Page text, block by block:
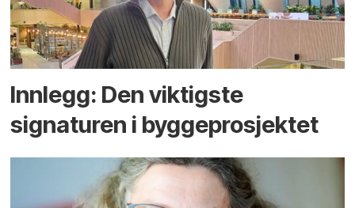
Innlegg: Den viktigste
signaturen i bygge­­prosjektet